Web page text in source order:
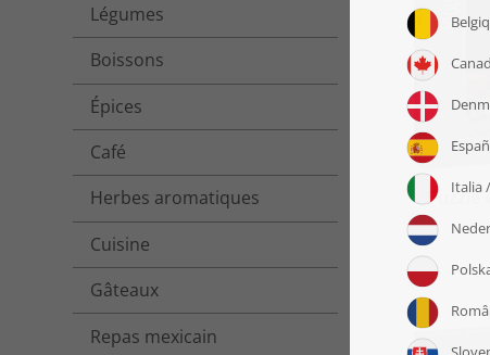
Légumes
Boissons
Épices
Café
Herbes aromatiques
Cuisine
Gâteaux
Repas mexicain
Puzzle